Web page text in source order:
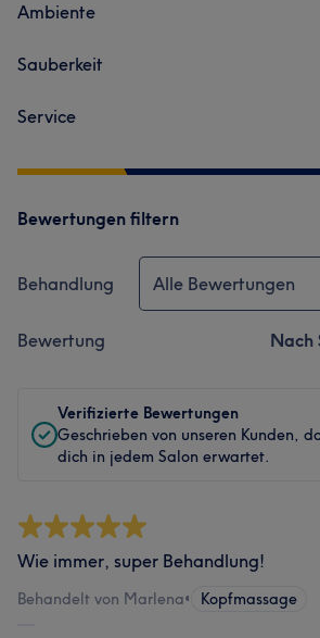
Ambiente
Sauberkeit
Service
Bewertungen filtern
Behandlung Alle Bewertungen
Bewertung Nach
Verifizierte Bewertungen
Geschrieben von unseren Kunden,
dich in jedem Salon erwartet.
Wie immer, super Behandlung!
Behandelt von Marlena• Kopfmassage